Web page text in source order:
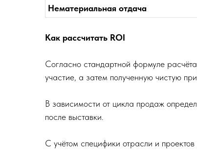
Нематериальная отдача
Как рассчитать ROI
Согласно стандартной формуле
участие, а затем полученную чистую
В зависимости от цикла продаж
после выставки.
С учётом специфики отрасли и